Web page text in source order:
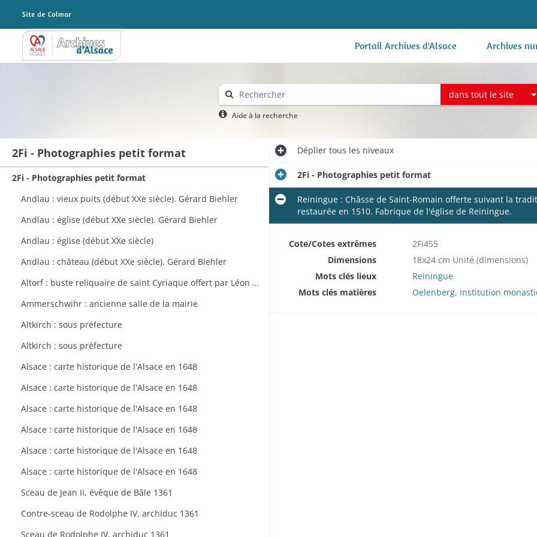
Archives Alsace - Colmar Portail Archives d'Alsace Archives
dans tout le site
Aide à la recherche
2Fi - Photographies petit format
2Fi - Photographies petit format
Andlau : vieux puits (début XXe siècle). Gérard Biehler
Andlau : église (début XXe siècle). Gérard Biehler
Andlau : église (début XXe siècle)
Andlau : château (début XXe siècle). Gérard Biehler
Altorf : buste reliquaire de saint Cyriaque offert par Léon IX à l'église d'Altorf
Ammerschwihr : ancienne salle de la mairie
Altkirch : sous préfecture
Altkirch : sous préfecture
Alsace : carte historique de l'Alsace en 1648
Alsace : carte historique de l'Alsace en 1648
Alsace : carte historique de l'Alsace en 1648
Alsace : carte historique de l'Alsace en 1648
Alsace : carte historique de l'Alsace en 1648
Alsace : carte historique de l'Alsace en 1648
Sceau de Jean II, évêque de Bâle 1361
Contre-sceau de Rodolphe IV, archiduc 1361
Sceau de Rodolphe IV, archiduc 1361
Dépliertous les niveaux
2Fi - Photographies petit format
Reiningue : Châsse de Saint-Romain offerte suivant la
restaurée en 1510. Fabrique de l'église de Reiningue.
Cote/Cotes extrêmes
2Fi455
Dimensions
18x24 cm Unité (dimensions)
Mots clés lieux
Reiningue
Mots clés matières
Oelenberg, institution